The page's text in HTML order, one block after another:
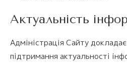
Актуальність
Адміністрація Сайту
підтримання актуальності